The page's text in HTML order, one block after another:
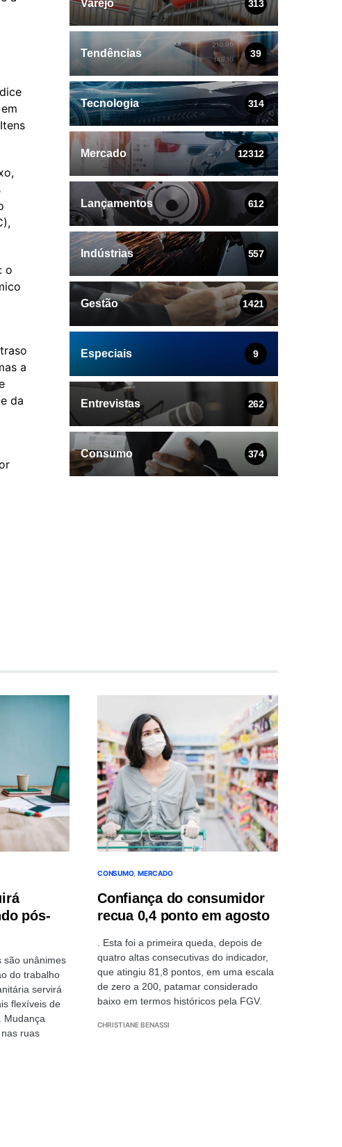
o
a
da
Varejo 313
Tendências 39
Tecnologia 314
Mercado 12312
Lançamentos 612
Indústrias 557
Gestão 1421
Especiais 9
Entrevistas 262
Consumo 374
pós-
são unânimes
do trabalho
servirá
flexíveis de
Mudança
ruas
CONSUMO MERCADO
Confiança do consumidor
recua 0,4 ponto em agosto
. Esta foi a primeira queda, depois de
quatro altas consecutivas do indicador,
que atingiu 81,8 pontos, em uma escala
de zero a 200, patamar considerado
baixo em termos históricos pela FGV.
CHRISTIANE BENASSI